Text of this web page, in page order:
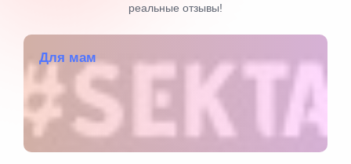
реальные отзывы!
Для мам